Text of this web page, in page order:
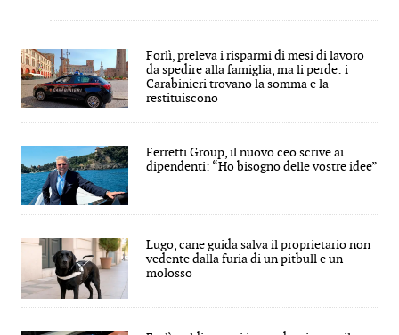
Forlì, preleva i risparmi di mesi di lavoro
da spedire alla famiglia, ma li perde: i
Carabinieri trovano la somma e la
restituiscono
Ferretti Group, il nuovo ceo scrive ai
dipendenti: “Ho bisogno delle vostre idee”
Lugo, cane guida salva il proprietario non
vedente dalla furia di un pitbull e un
molosso